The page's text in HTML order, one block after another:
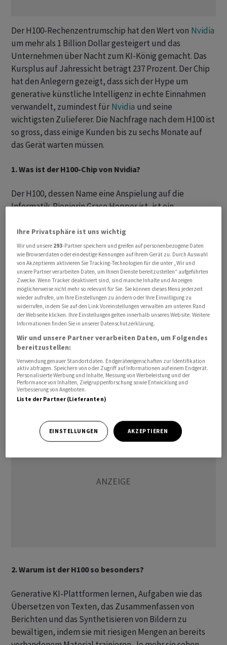
Der H100-Rechenzentrumschip hat den Wert von Nvidia
um mehr als 1 Billion Dollar gesteigert und das
Unternehmen über Nacht zum KI-König gemacht. Das
Kursplus auf Jahressicht beträgt 237 Prozent. Der Chip
hat den Anlegern gezeigt, dass sich der Hype um
generative künstliche Intelligenz in echte Einnahmen
verwandelt, zumindest für Nvidia und seine
wichtigsten Zulieferer. Die Nachfrage nach dem H100 ist
so gross, dass einige Kunden bis zu sechs Monate auf
das Gerät warten müssen.
1. Was ist der H100-Chip von Nvidia?
Der H100, dessen Name eine Anspielung auf die
Informatik-Pionierin Grace Hopper ist, ist ein
leistungsstärkere Version eines Chips, der
normalerweise in PCs verbaut wird und Gamern zu
einem möglichst realistischen visuellen Erlebnis verhilft.
Er wurde jedoch für die Verarbeitung riesiger
Datenmengen und Berechnungen mit hoher
Geschwindigkeit optimiert und eignet sich daher
perfekt für die leistungsintensive Aufgabe des Trainings
von KI-Modellen. Das 1993 gegründete Unternehmen
Nvidia leistete mit Investitionen, die fast zwei
Jahrzehnte zurückreichen, Pionierarbeit auf diesem
Markt und wettete darauf, dass die Fähigkeit zur
Parallelverarbeitung seine Chips eines Tages auch für
Anwendungen ausserhalb von Games wertvoll machen
würde.
2. Warum ist der H100 so besonders?
Generative KI-Plattformen lernen, Aufgaben wie das
Übersetzen von Texten, das Zusammenfassen von
Berichten und das Synthetisieren von Bildern zu
bewältigen, indem sie mit riesigen Mengen an bereits
Ihre Privatsphäre ist uns wichtig
Wir und unsere 293-Partner speichern und greifen auf personenbezogene Daten
wie Browserdaten oder eindeutige Kennungen auf Ihrem Gerät zu. Durch Auswahl
von Akzeptieren aktivieren Sie Tracking-Technologien für die unter „Wir und
unsere Partner verarbeiten Daten, um Ihnen Dienste bereitzustellen“ aufgeführten
Zwecke. Wenn Tracker deaktiviert sind, sind manche Inhalte und Anzeigen
möglicherweise nicht mehr so relevant für Sie. Sie können dieses Menü jederzeit
wieder aufrufen, um Ihre Einstellungen zu ändern oder Ihre Einwilligung zu
widerrufen, indem Sie auf den Link Voreinstellungen verwalten am unteren Rand
der Webseite klicken. Ihre Einstellungen gelten innerhalb unseres Website. Weitere
Informationen finden Sie in unserer Datenschutzerklärung.
Wir und unsere Partner verarbeiten Daten, um Folgendes
bereitzustellen:
Verwendung genauer Standortdaten. Endgeräteeigenschaften zur Identifikation
aktiv abfragen. Speichern von oder Zugriff auf Informationen auf einem Endgerät.
Personalisierte Werbung und Inhalte, Messung von Werbeleistung und der
Performance von Inhalten, Zielgruppenforschung sowie Entwicklung und
Verbesserung von Angeboten.
Liste der Partner (Lieferanten)
EINSTELLUNGEN AKZEPTIEREN